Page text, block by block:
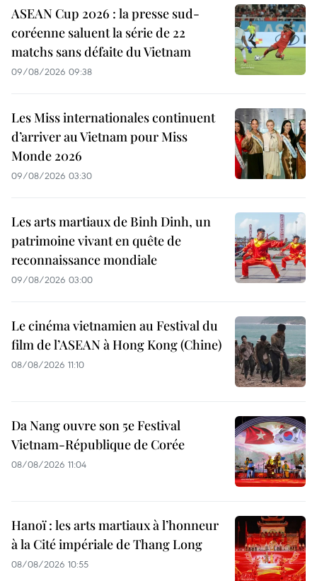
ASEAN Cup 2026 : la presse sud-
coréenne saluent la série de 22
matchs sans défaite du Vietnam
09/08/2026 09:38
Les Miss internationales continuent
d’arriver au Vietnam pour Miss
Monde 2026
09/08/2026 03:30
Les arts martiaux de Binh Dinh, un
patrimoine vivant en quête de
reconnaissance mondiale
09/08/2026 03:00
Le cinéma vietnamien au Festival du
film de l’ASEAN à Hong Kong (Chine)
08/08/2026 11:10
Da Nang ouvre son 5e Festival
Vietnam-République de Corée
08/08/2026 11:04
Hanoï : les arts martiaux à l’honneur
à la Cité impériale de Thang Long
08/08/2026 10:55